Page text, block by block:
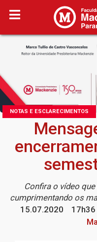
NOTAS E ESCLARECIMENTOS
Confira o vídeo
cumprimentando os
15.07.2020
17h36